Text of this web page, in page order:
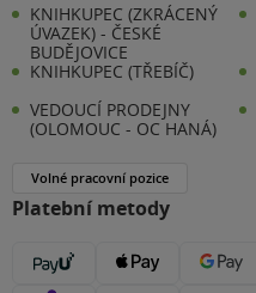
KNIHKUPEC (ZKRÁCENÝ
ÚVAZEK) - ČESKÉ
BUDĚJOVICE
KNIHKUPEC (TŘEBÍČ)
VEDOUCÍ PRODEJNY
(OLOMOUC - OC HANÁ)
Volné pracovní pozice
Platební metody